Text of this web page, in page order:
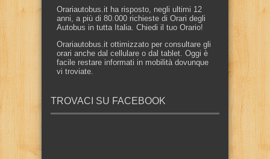
Orariautobus.it ha risposto, negli ultimi 12
anni, a più di 80.000 richieste di Orari degli
Autobus in tutta Italia. Chiedi il tuo Orario!
Orariautobus.it ottimizzato per consultare gli
orari anche dal cellulare o dal tablet. Oggi è
facile restare informati in mobilità dovunque
vi troviate.
TROVACI SU FACEBOOK